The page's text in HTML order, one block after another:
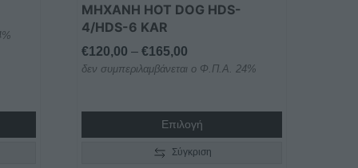
ΜΗΧΑΝΗ HOT DOG HDS-
4/HDS-6 KAR
€120,00 – €165,00
range:
€165,00
δεν συμπεριλαμβάνεται ο Φ.Π.Α. 24%
Επιλογή
σελίδα
προϊόντος
Σύγκριση